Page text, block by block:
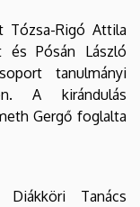
Tózsa-Rigó Attila
és Pósán László
tanulmányi
A kirándulás
Gergő foglalta
Tanács